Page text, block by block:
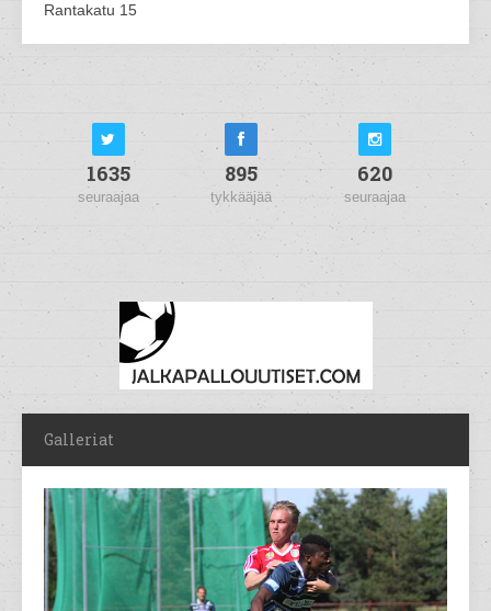
Rantakatu 15
1635
seuraajaa
895
tykkääjää
620
seuraajaa
Galleriat